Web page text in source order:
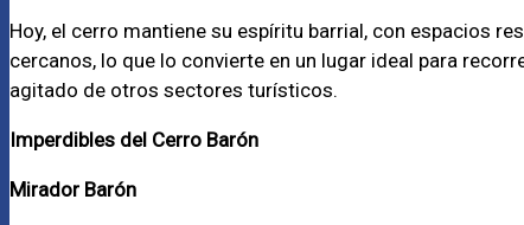
Hoy, el cerro mantiene su espíritu barrial, con espacios
cercanos, lo que lo convierte en un lugar ideal para
agitado de otros sectores turísticos.
Imperdibles del Cerro Barón
Mirador Barón